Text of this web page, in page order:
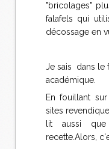
"bricolages"
falafels qui
décossage en
Je sais dans le
académique.
En fouillant
sites
lit aussi
recette.Alors,